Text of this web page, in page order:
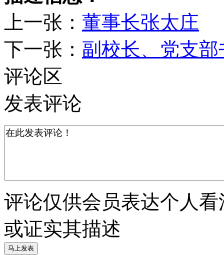
上一张： 董事长张太庄
下一张： 副校长、党支
评论区
发表评论
评论仅供会员表达个人
或证实其描述